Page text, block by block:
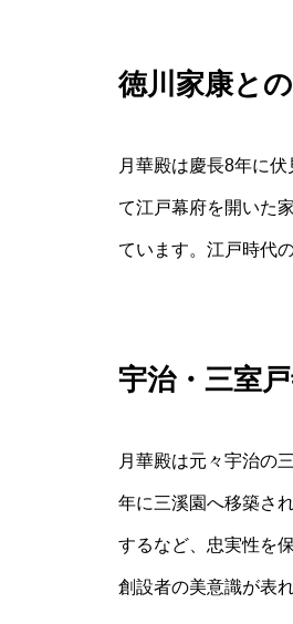
徳川家康と
月華殿は慶長8年に
て江戸幕府を開いた
ています。江戸時代
宇治・三室
月華殿は元々宇治の
年に三溪園へ移築さ
するなど、忠実性を
創設者の美意識が表